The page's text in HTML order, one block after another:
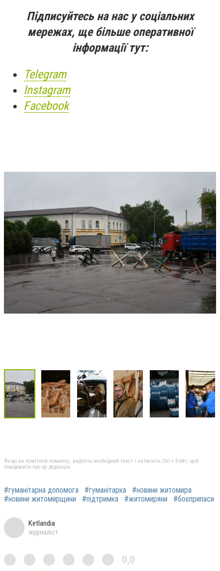
Підписуйтесь на нас у соціальних
мережах, ще більше оперативної
інформації тут:
Telegram
Instagram
Facebook
Якщо ви помітили помилку, виділіть необхідний текст і натисніть Ctrl + Enter, щоб
повідомити про це редакцію
#гуманітарна допомога #гуманітарка
#новини житомира
#новини житомирщини
#підтримка #житомиряни #боєприпаси
Ketlandia
журналіст
0,0